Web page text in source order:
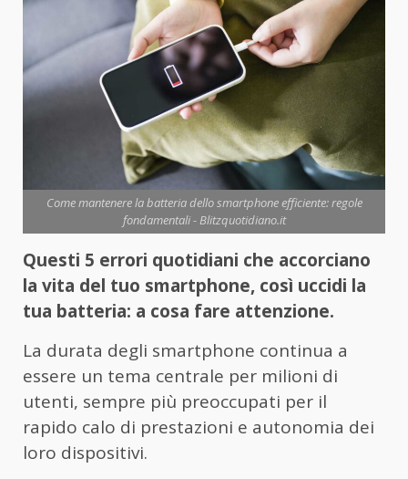
Come mantenere la batteria dello smartphone efficiente: regole
fondamentali - Blitzquotidiano.it
Questi 5 errori quotidiani che accorciano
la vita del tuo smartphone, così uccidi la
tua batteria: a cosa fare attenzione.
La durata degli smartphone continua a
essere un tema centrale per milioni di
utenti, sempre più preoccupati per il
rapido calo di prestazioni e autonomia dei
loro dispositivi.